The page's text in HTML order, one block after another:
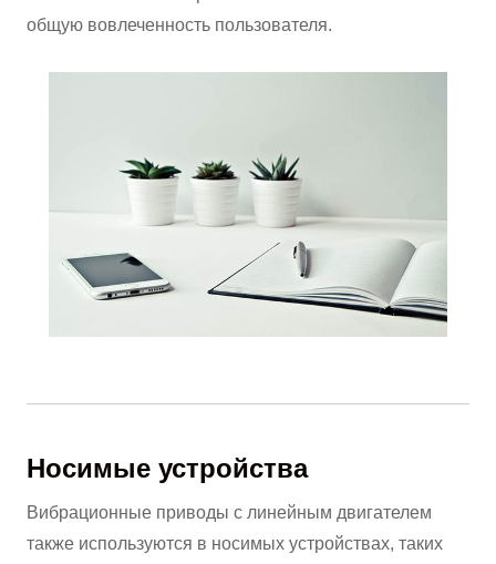
общую вовлеченность пользователя.
Носимые устройства
Вибрационные приводы с линейным двигателем
также используются в носимых устройствах, таких